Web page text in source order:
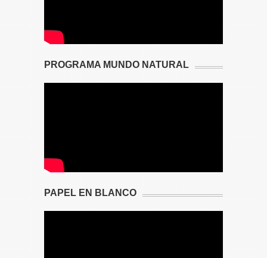
PROGRAMA MUNDO NATURAL
PAPEL EN BLANCO